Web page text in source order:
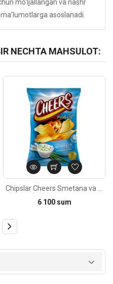
mo'ljallangan va nashr
asoslanadi.
NECHTA MAHSULOT:
6 100 sum